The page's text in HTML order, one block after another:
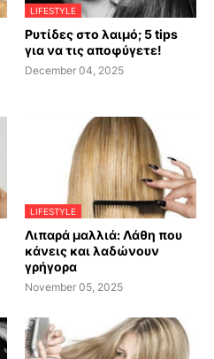
LIFESTYLE
Ρυτίδες στο λαιμό; 5 tips
για να τις αποφύγετε!
December 04, 2025
LIFESTYLE
Λιπαρά μαλλιά: Λάθη που
κάνεις και λαδώνουν
γρήγορα
November 05, 2025